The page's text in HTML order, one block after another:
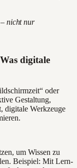
nicht nur
digitale
oder
Gestaltung,
digitale Werkzeuge
um Wissen zu
Beispiel: Mit Lern-